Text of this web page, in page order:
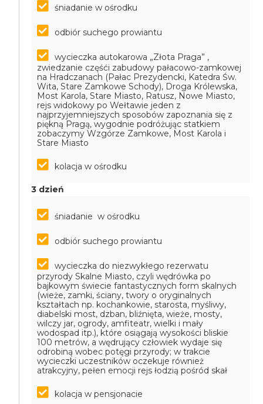
śniadanie w ośrodku
odbiór suchego prowiantu
wycieczka autokarowa „Złota Praga” ,
zwiedzanie częśći zabudowy pałacowo-zamkowej
na Hradczanach (Pałac Prezydencki, Katedra Św.
Wita, Stare Zamkowe Schody), Droga Królewska,
Most Karola, Stare Miasto, Ratusz, Nowe Miasto,
rejs widokowy po Wełtawie jeden z
najprzyjemniejszych sposobów zapoznania się z
piękną Pragą, wygodnie podróżując statkiem
zobaczymy Wzgórze Zamkowe, Most Karola i
Stare Miasto
kolacja w ośrodku
3 dzień
śniadanie w ośrodku
odbiór suchego prowiantu
wycieczka do niezwykłego rezerwatu
przyrody Skalne Miasto, czyli wędrówka po
bajkowym świecie fantastycznych form skalnych
(wieże, zamki, ściany, twory o oryginalnych
kształtach np. kochankowie, starosta, myśliwy,
diabelski most, dzban, bliźnięta, wieże, mosty,
wilczy jar, ogrody, amfiteatr, wielki i mały
wodospad itp.), które osiągają wysokości bliskie
100 metrów, a wędrujący człowiek wydaje się
odrobiną wobec potęgi przyrody; w trakcie
wycieczki uczestników oczekuje również
atrakcyjny, pełen emocji rejs łodzią pośród skał
kolacja w pensjonacie